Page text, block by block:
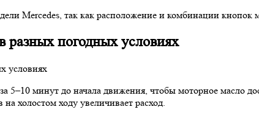
Mercedes, так как расположение и комбинации кнопок
разных погодных условиях
5–10 минут до начала движения, чтобы моторное масло
холостом ходу увеличивает расход.